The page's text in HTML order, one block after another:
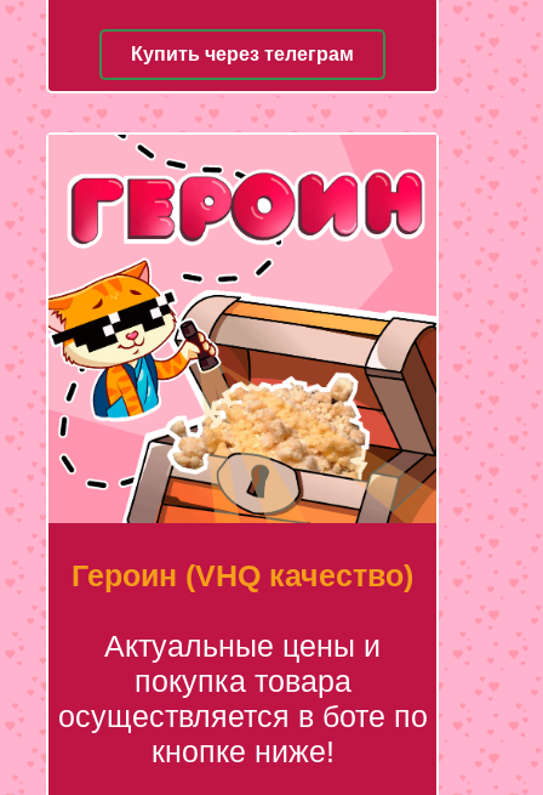
Купить через телеграм
Героин (VHQ качество)
Актуальные цены и
покупка товара
осуществляется в боте по
кнопке ниже!